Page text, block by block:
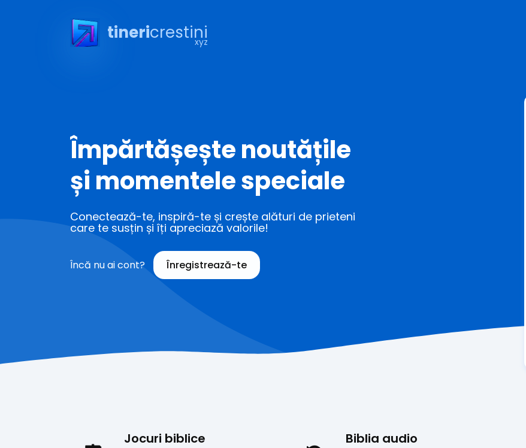
tinericrestini
xyz
Împărtășește noutățile
și momentele speciale
Conectează-te, inspiră-te și crește alături de prieteni
care te susțin și îți apreciază valorile!
Încă nu ai cont? Înregistrează-te
Jocuri biblice Biblia audio